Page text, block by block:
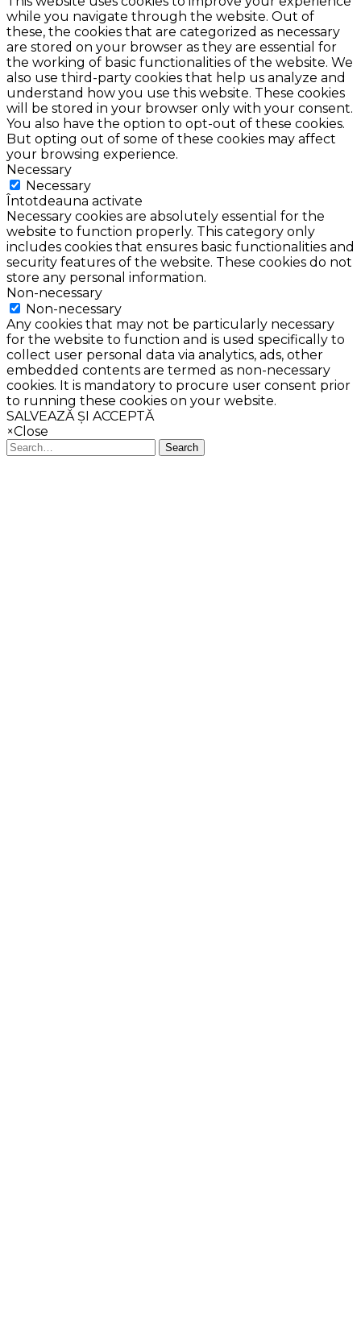
while you navigate through the website. Out of
these, the cookies that are categorized as necessary
are stored on your browser as they are essential for
the working of basic functionalities of the website. We
also use third-party cookies that help us analyze and
understand how you use this website. These cookies
will be stored in your browser only with your consent.
You also have the option to opt-out of these cookies.
But opting out of some of these cookies may affect
your browsing experience.
Necessary
Necessary
Întotdeauna activate
Necessary cookies are absolutely essential for the
website to function properly. This category only
includes cookies that ensures basic functionalities and
security features of the website. These cookies do not
store any personal information.
Non-necessary
Non-necessary
Any cookies that may not be particularly necessary
for the website to function and is used specifically to
collect user personal data via analytics, ads, other
embedded contents are termed as non-necessary
cookies. It is mandatory to procure user consent prior
to running these cookies on your website.
SALVEAZĂ ȘI ACCEPTĂ
×Close
Search